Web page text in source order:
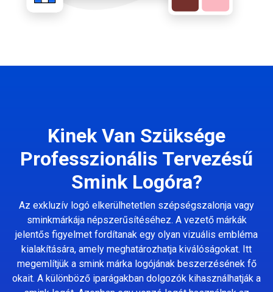
Kinek Van Szüksége
Professzionális Tervezésű
Smink Logóra?
Az exkluzív logó elkerülhetetlen szépségszalonja vagy
sminkmárkája népszerűsítéséhez. A vezető márkák
jelentős figyelmet fordítanak egy olyan vizuális embléma
kialakítására, amely meghatározhatja kiválóságokat. Itt
megemlítjük a smink márka logójának beszerzésének fő
okait. A különböző iparágakban dolgozók kihasználhatják a